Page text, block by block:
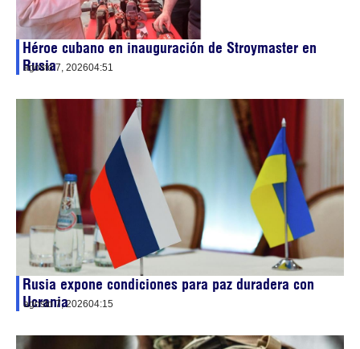
Héroe cubano en inauguración de Stroymaster en
Rusia
agosto 7, 202604:51
Rusia expone condiciones para paz duradera con
Ucrania
agosto 7, 202604:15